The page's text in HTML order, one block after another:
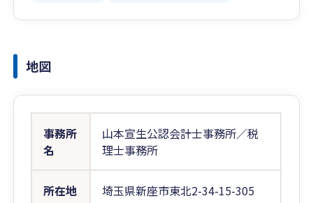
地図
事務所
名
山本宣生公認会計士事務所／税
理士事務所
所在地 埼玉県新座市東北2-34-15-305